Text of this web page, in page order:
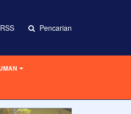
RSS Pencarian